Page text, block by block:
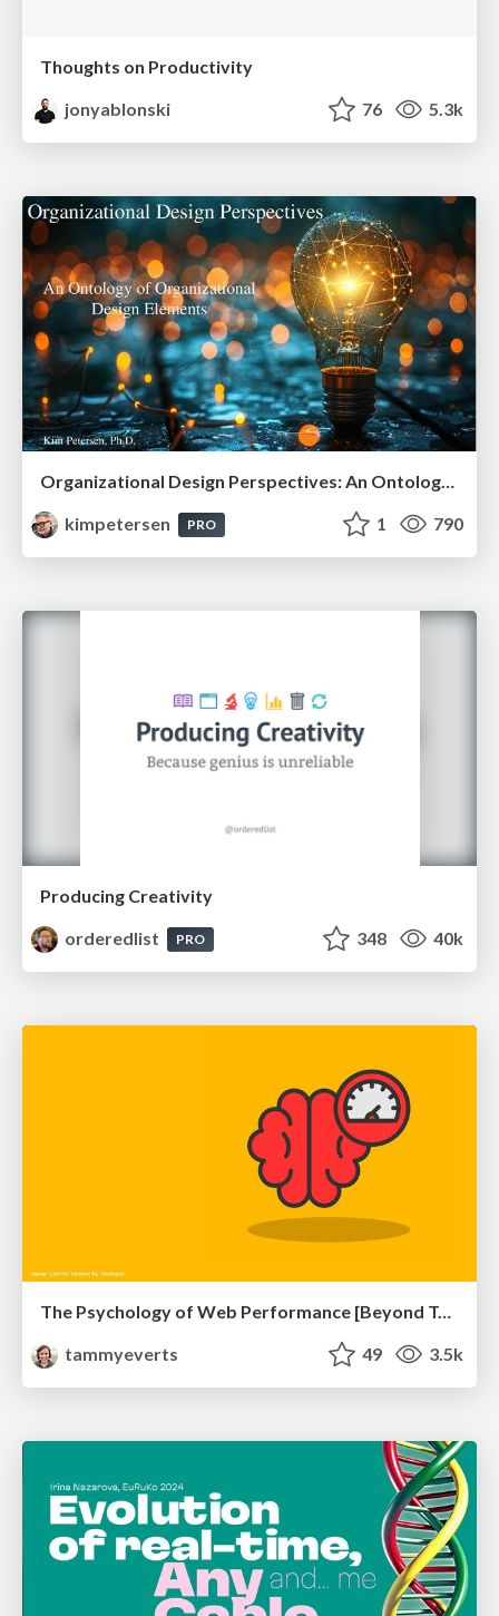
Thoughts on Productivity
jonyablonski
76 5.3k
Organizational Design Perspectives: An Ontology of Organizational Design Elements
kimpetersen
PRO 1 790
Producing Creativity
orderedlist
PRO 348 40k
The Psychology of Web Performance [Beyond Tellerrand 2023]
tammyeverts
49 3.5k